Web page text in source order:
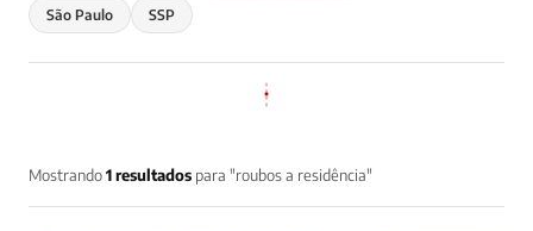
São Paulo SSP
Mostrando1 resultados para "roubos a residência"